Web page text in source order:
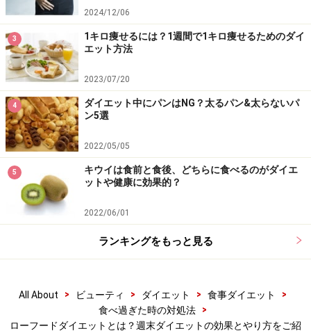
が効くのでオススメです。
＜夕食例＞
夕食もサラダを中心にたっぷり食べます。ただ、「冷た
い野菜ばかりでは体が冷える！」という時は、加熱した
野菜（茹でる＆蒸す）とサラダを一緒に食べるのもよい
でしょう。
例えば、茹でたほうれん草、人参、キノコ類などを海苔
で巻いた「野菜海苔巻き」や、温かい野菜スープ×サラダ
でもOKです。
ローフードの定義を正確に守って全ての食材を生で食べ
るとなると大変なので、「週末ローフードダイエット」
を取り入れる方法をオススメします。
2024/12/06
3
1キロ痩せるには？1週間で1キロ痩せるためのダイ
エット方法
2023/07/20
4
ダイエット中にパンはNG？太るパン&太らないパ
ン5選
2022/05/05
5
キウイは食前と食後、どちらに食べるのがダイエ
ットや健康に効果的？
2022/06/01
ランキングをもっと見る
All About > ビューティ > ダイエット > 食事ダイエット
>
食べ過ぎた時の対処法
>
ローフードダイエットとは？週末ダイエットの効果とやり方をご紹